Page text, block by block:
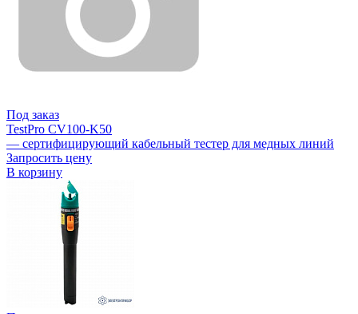
Под заказ
TestPro CV100-K50
— сертифицирующий кабельный тестер для медных линий
Запросить цену
В корзину